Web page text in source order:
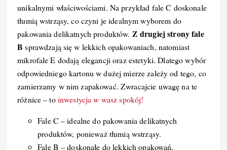
unikalnymi właściwościami. Na przykład fale C doskonale
tłumią wstrząsy, co czyni je idealnym wyborem do
pakowania delikatnych produktów. Z drugiej strony fale
B sprawdzają się w lekkich opakowaniach, natomiast
mikrofale E dodają elegancji oraz estetyki. Dlatego wybór
odpowiedniego kartonu w dużej mierze zależy od tego, co
zamierzamy w nim zapakować. Zwracajcie uwagę na te
różnice – toinwestycja w wasz spokój!
Fale C – idealne do pakowania delikatnych
produktów, ponieważ tłumią wstrząsy.
Fale B – doskonałe do lekkich opakowań,